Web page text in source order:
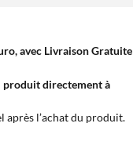
avec Livraison Gratuite
produit directement à
après l’achat du produit.